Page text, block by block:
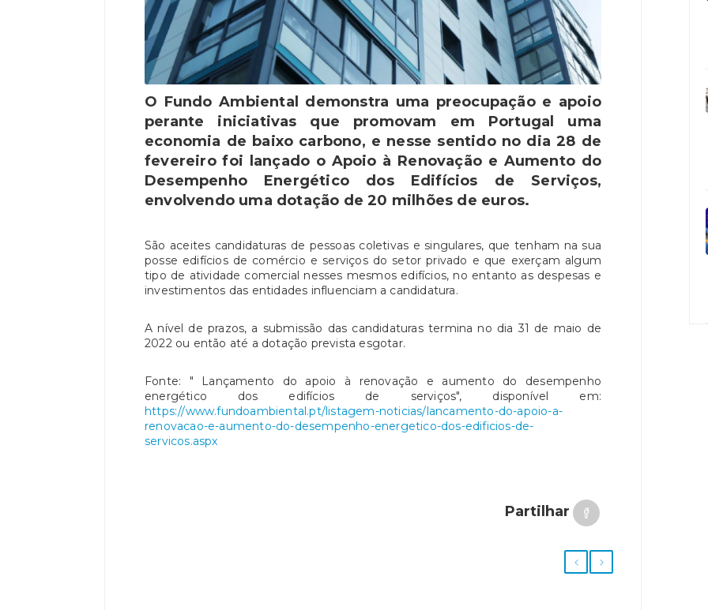
O Fundo Ambiental demonstra uma preocupação e apoio
perante iniciativas que promovam em Portugal uma
economia de baixo carbono, e nesse sentido no dia 28 de
fevereiro foi lançado o Apoio à Renovação e Aumento do
Desempenho Energético dos Edifícios de Serviços,
envolvendo uma dotação de 20 milhões de euros.
São aceites candidaturas de pessoas coletivas e singulares, que tenham na sua
posse edifícios de comércio e serviços do setor privado e que exerçam algum
tipo de atividade comercial nesses mesmos edifícios, no entanto as despesas e
investimentos das entidades influenciam a candidatura.
A nível de prazos, a submissão das candidaturas termina no dia 31 de maio de
2022 ou então até a dotação prevista esgotar.
Fonte: " Lançamento do apoio à renovação e aumento do desempenho
energético dos edifícios de serviços", disponível em:
https://www.fundoambiental.pt/listagem-noticias/lancamento-do-apoio-a-
renovacao-e-aumento-do-desempenho-energetico-dos-edificios-de-
servicos.aspx
Partilhar